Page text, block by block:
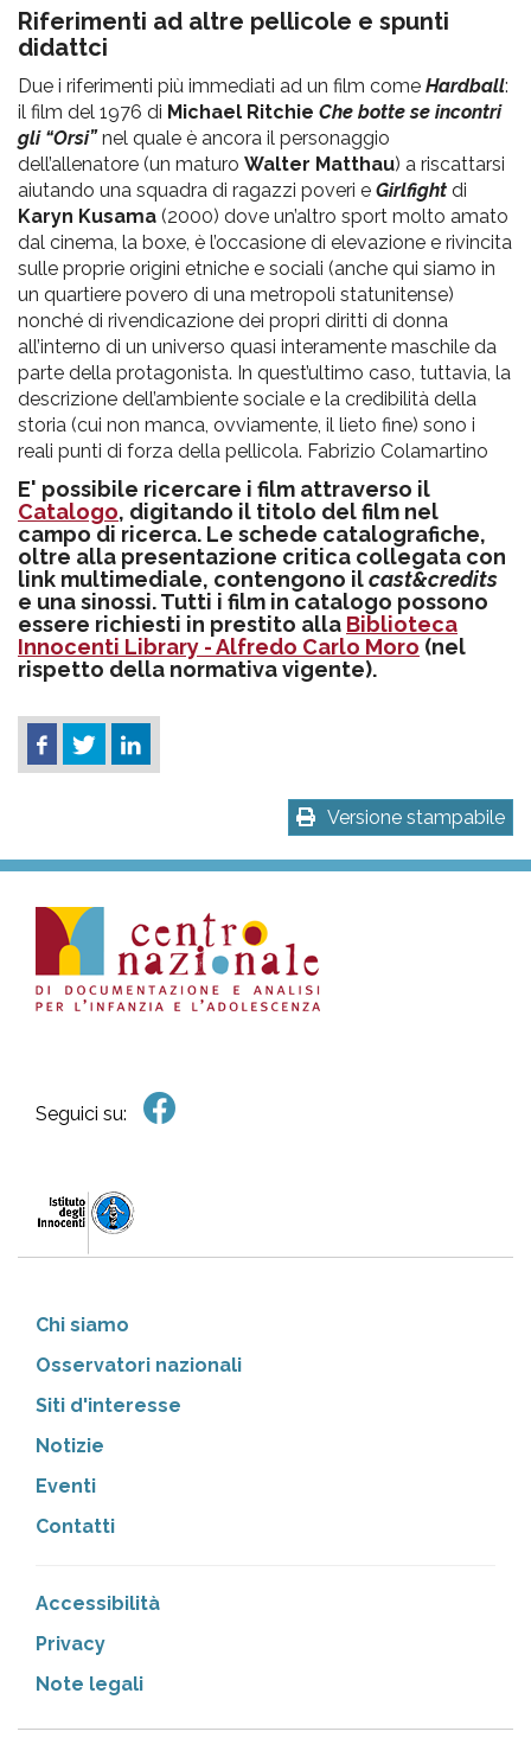
Riferimenti ad altre pellicole e spunti
didattci
Due i riferimenti più immediati ad un film come Hardball:
il film del 1976 di Michael Ritchie Che botte se incontri
gli “Orsi”nel quale è ancora il personaggio
dell’allenatore (un maturo Walter Matthau) a riscattarsi
aiutando una squadra di ragazzi poveri e Girlfight di
Karyn Kusama (2000) dove un’altro sport molto amato
dal cinema, la boxe, è l’occasione di elevazione e rivincita
sulle proprie origini etniche e sociali (anche qui siamo in
un quartiere povero di una metropoli statunitense)
nonché di rivendicazione dei propri diritti di donna
all’interno di un universo quasi interamente maschile da
parte della protagonista. In quest’ultimo caso, tuttavia, la
descrizione dell’ambiente sociale e la credibilità della
storia (cui non manca, ovviamente, il lieto fine) sono i
reali punti di forza della pellicola. Fabrizio Colamartino
E' possibile ricercare i film attraverso il
Catalogo, digitando il titolo del film nel
campo di ricerca. Le schede catalografiche,
oltre alla presentazione critica collegata con
link multimediale, contengono ilcast&credits
e una sinossi. Tutti i film in catalogo possono
essere richiesti in prestito alla Biblioteca
Innocenti Library - Alfredo Carlo Moro (nel
rispetto della normativa vigente).
Versione stampabile
Seguici su:
Chi siamo
Osservatori nazionali
Siti d'interesse
Notizie
Eventi
Contatti
Accessibilità
Privacy
Note legali